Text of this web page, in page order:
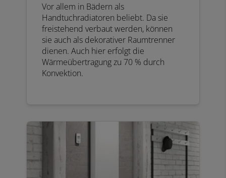
Vor allem in Bädern als
Handtuchradiatoren beliebt. Da sie
freistehend verbaut werden, können
sie auch als dekorativer Raumtrenner
dienen. Auch hier erfolgt die
Wärmeübertragung zu 70 % durch
Konvektion.